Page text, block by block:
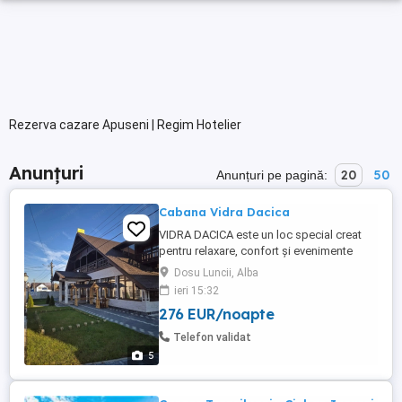
Rezerva cazare Apuseni | Regim Hotelier
Anunțuri Anunțuri pe pagină: 20 50
5
Cabana Vidra Dacica
VIDRA DACICA este un loc special creat
pentru relaxare, confort și evenimente
memorabile.Pensiunea noastra oferă o
gamă completă de facilități într-un
ambient primitor și elegant, amplasat într-
un decor natural ce încântă privirea și
sufletul. Pensiunea noastră vă întâmpină
Dosu Luncii, Alba
ieri 15:32
276 EUR/noapte
Telefon validat